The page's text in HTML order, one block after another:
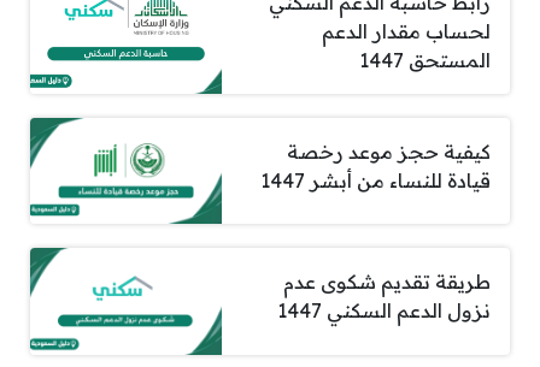
لحساب مقدار الدعم
المستحق 1447
كيفية حجز موعد رخصة
قيادة للنساء من أبشر 1447
طريقة تقديم شكوى عدم
نزول الدعم السكني 1447